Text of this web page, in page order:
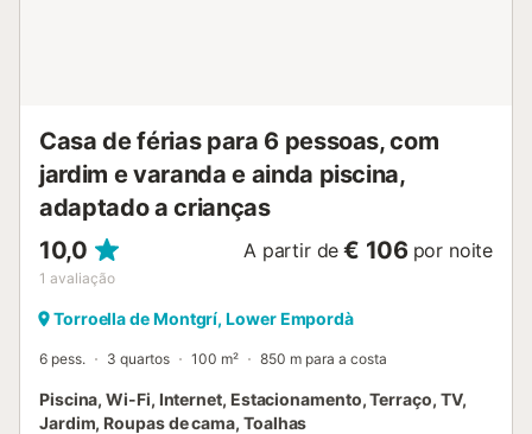
Casa de férias para 6 pessoas, com
jardim e varanda e ainda piscina,
adaptado a crianças
10,0
1 avaliação
A partir de € 106 por noite
Torroella de Montgrí, Lower Empordà
6 pess. 3 quartos 100 m² 850 m para a costa
Piscina, Wi-Fi, Internet, Estacionamento, Terraço, TV,
Jardim, Roupas de cama, Toalhas